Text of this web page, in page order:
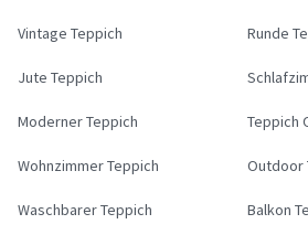
Vintage Teppich Runde
Jute Teppich
Moderner Teppich Teppich
Wohnzimmer Teppich Outdoor
Waschbarer Teppich Balkon